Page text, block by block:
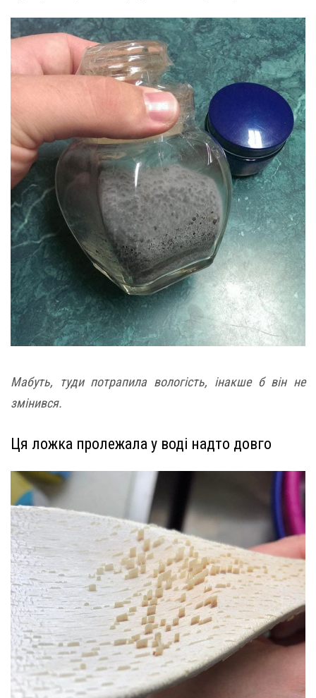
Мабуть, туди потрапила вологість, інакше б він не
змінився.
Ця ложка пролежала у воді надто довго